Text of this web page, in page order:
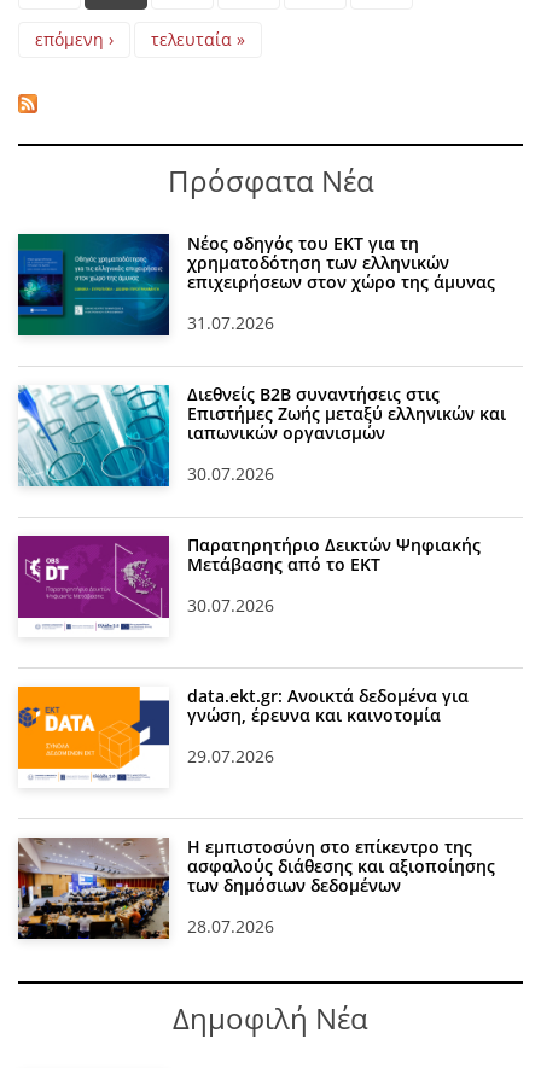
επόμενη › τελευταία »
Πρόσφατα Νέα
Νέος οδηγός του ΕΚΤ για τη
χρηματοδότηση των ελληνικών
επιχειρήσεων στον χώρο της άμυνας
31.07.2026
Διεθνείς Β2Β συναντήσεις στις
Επιστήμες Ζωής μεταξύ ελληνικών και
ιαπωνικών οργανισμών
30.07.2026
Παρατηρητήριο Δεικτών Ψηφιακής
Μετάβασης από το ΕΚΤ
30.07.2026
data.ekt.gr: Ανοικτά δεδομένα για
γνώση, έρευνα και καινοτομία
29.07.2026
Η εμπιστοσύνη στο επίκεντρο της
ασφαλούς διάθεσης και αξιοποίησης
των δημόσιων δεδομένων
28.07.2026
Δημοφιλή Νέα